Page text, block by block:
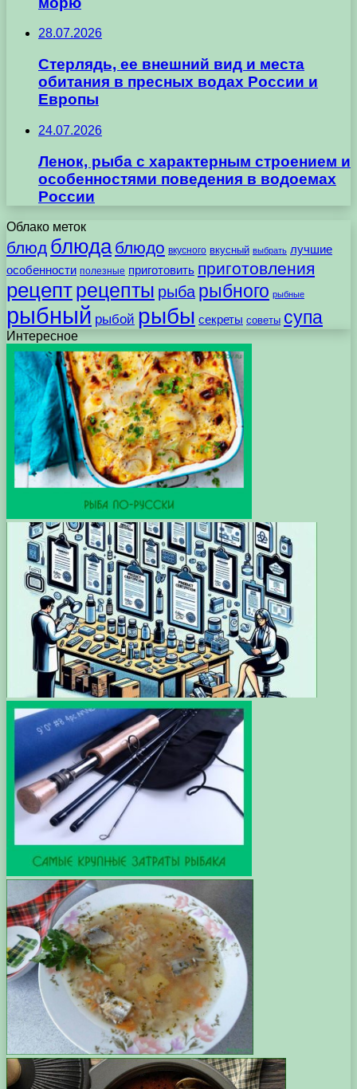
28.07.2026
Стерлядь, ее внешний вид и места
обитания в пресных водах России и
Европы
24.07.2026
Ленок, рыба с характерным строением и
особенностями поведения в водоемах
России
Облако меток
блюд блюда блюдо вкусного вкусный выбрать лучшие
особенности полезные приготовить приготовления
рецептрецепты рыба рыбного рыбные
рыбный рыбой рыбы секреты советы супа
Интересное